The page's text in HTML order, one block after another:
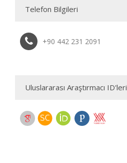
Telefon Bilgileri
+90 442 231 2091
Uluslararası Araştırmacı ID'leri